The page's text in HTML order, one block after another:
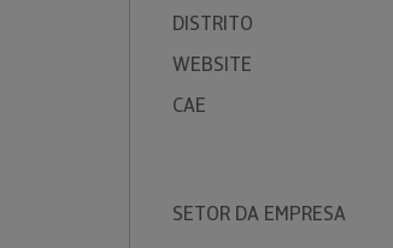
DISTRITO
WEBSITE
CAE
SETOR DA EMPRESA